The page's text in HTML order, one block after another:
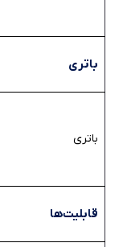
باتری
باتری
قابلیت‌ها